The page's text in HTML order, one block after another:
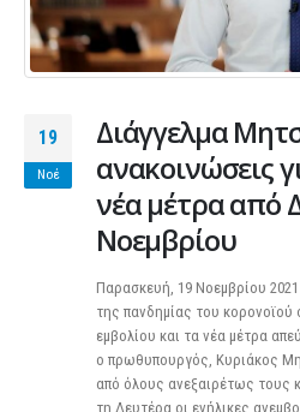
19
Νοέ
Διάγγελμα
ανακοινώσεις
νέα μέτρα από
Νοεμβρίου
Παρασκευή, 19 Νοεμβρίου
της πανδημίας του
εμβολίου και τα νέα μέτρα
ο πρωθυπουργός, Κυριάκος
από όλους ανεξαιρέτως τους
τη Δευτέρα οι ενήλικες